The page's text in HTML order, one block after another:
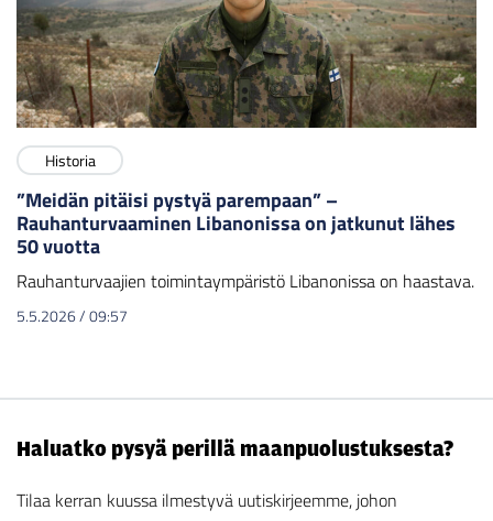
Historia
”Meidän pitäisi pystyä parempaan” –
Rauhanturvaaminen Libanonissa on jatkunut lähes
50 vuotta
Rauhanturvaajien toimintaympäristö Libanonissa on haastava.
5.5.2026/09:57
Haluatko pysyä perillä maanpuolustuksesta?
Tilaa kerran kuussa ilmestyvä uutiskirjeemme, johon